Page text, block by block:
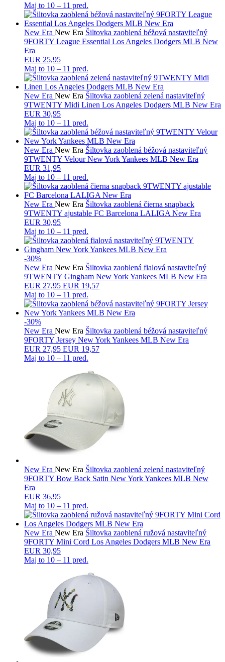
Maj to 10 – 11 pred.
New Era New Era Šiltovka zaoblená béžová nastaviteľný
9FORTY League Essential Los Angeles Dodgers MLB New
Era
EUR 25,95
Maj to 10 – 11 pred.
New Era New Era Šiltovka zaoblená zelená nastaviteľný
9TWENTY Midi Linen Los Angeles Dodgers MLB New Era
EUR 30,95
Maj to 10 – 11 pred.
New Era New Era Šiltovka zaoblená béžová nastaviteľný
9TWENTY Velour New York Yankees MLB New Era
EUR 31,95
Maj to 10 – 11 pred.
New Era New Era Šiltovka zaoblená čierna snapback
9TWENTY ajustable FC Barcelona LALIGA New Era
EUR 30,95
Maj to 10 – 11 pred.
-30%
New Era New Era Šiltovka zaoblená fialová nastaviteľný
9TWENTY Gingham New York Yankees MLB New Era
EUR 27,95 EUR 19,57
Maj to 10 – 11 pred.
-30%
New Era New Era Šiltovka zaoblená béžová nastaviteľný
9FORTY Jersey New York Yankees MLB New Era
EUR 27,95 EUR 19,57
Maj to 10 – 11 pred.
New Era New Era Šiltovka zaoblená zelená nastaviteľný
9FORTY Bow Back Satin New York Yankees MLB New
Era
EUR 36,95
Maj to 10 – 11 pred.
New Era New Era Šiltovka zaoblená ružová nastaviteľný
9FORTY Mini Cord Los Angeles Dodgers MLB New Era
EUR 30,95
Maj to 10 – 11 pred.